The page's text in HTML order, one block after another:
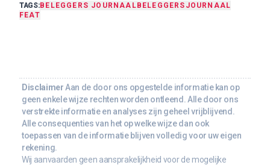
TAGS:BELEGGERS JOURNAAL BELEGGERSJOURNAAL
FEAT
Disclaimer Aan de door ons opgestelde informatie kan op
geen enkele wijze rechten worden ontleend. Alle door ons
verstrekte informatie en analyses zijn geheel vrijblijvend.
Alle consequenties van het op welke wijze dan ook
toepassen van de informatie blijven volledig voor uw eigen
rekening.
Wij aanvaarden geen aansprakelijkheid voor de mogelijke